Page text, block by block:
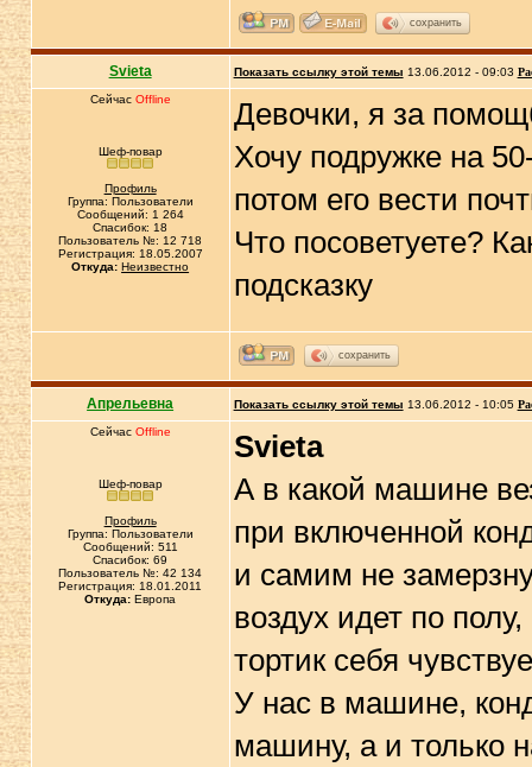
сохранить
Svieta Показать ссылку этой темы 13.06.2012 - 09:03
Сейчас Offline
Шеф-повар
Профиль
Группа: Пользователи
Сообщений: 1 264
Спасибок: 18
Пользователь №: 12 718
Регистрация: 18.05.2007
Откуда: Неизвестно
Девочки, я за
Хочу подружке на
потом его вести
Что посоветуете?
подсказку
сохранить
Апрельевна Показать ссылку этой темы 13.06.2012 - 10:05
Сейчас Offline
Шеф-повар
Профиль
Группа: Пользователи
Сообщений: 511
Спасибок: 69
Пользователь №: 42 134
Регистрация: 18.01.2011
Откуда: Европа
Svieta
А в какой машине
при включенной
и самим не
воздух идет по полу,
тортик себя
У нас в машине,
машину, а и только